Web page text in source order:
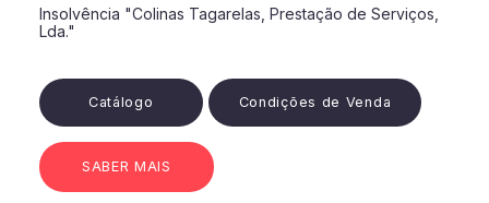
Insolvência "Colinas Tagarelas, Prestação de Serviços,
Lda."
Catálogo Condições de Venda
SABER MAIS